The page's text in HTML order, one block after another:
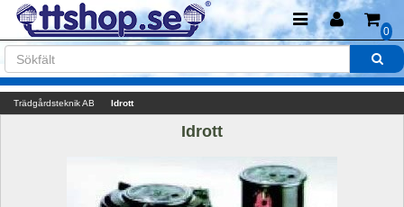
0
Trädgårdsteknik AB Idrott
Idrott